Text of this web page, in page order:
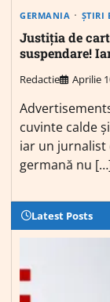
GERMANIA ȘTIRI
Justiția de
suspendare!
Redactie Aprilie
cuvinte calde
iar un jurnalist
germană nu
Latest Posts